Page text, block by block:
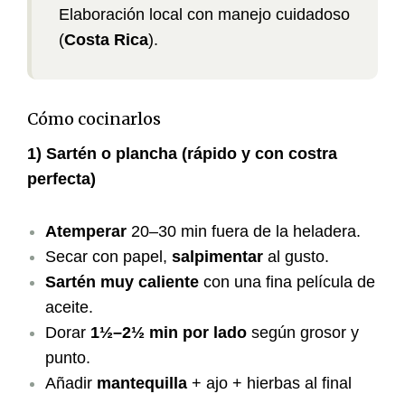
Elaboración local con manejo cuidadoso
(Costa Rica).
Cómo cocinarlos
1) Sartén o plancha (rápido y con costra
perfecta)
Atemperar 20–30 min fuera de la heladera.
Secar con papel, salpimentar al gusto.
Sartén muy caliente con una fina película de
aceite.
Dorar 1½–2½ min por lado según grosor y
punto.
Añadir mantequilla + ajo + hierbas al final